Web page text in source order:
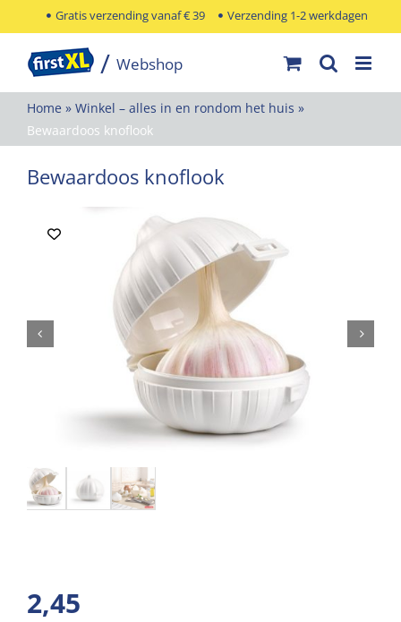
naar
inhoud
Gratis verzending vanaf € 39 Verzending 1-2 werkdagen
Home » Winkel – alles in en rondom het huis »
Bewaardoos knoflook
Bewaardoos knoflook
2,45